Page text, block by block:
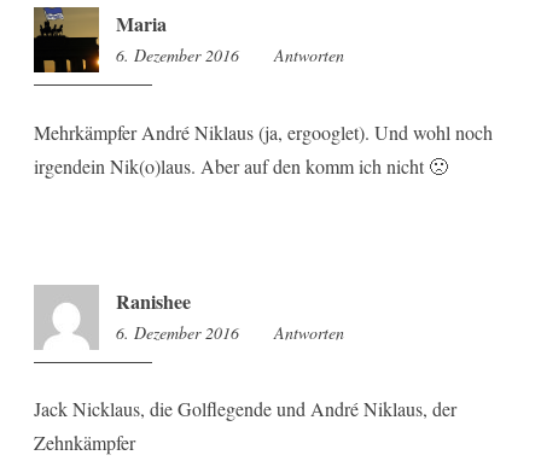
Maria
6. Dezember 2016 13:46
Antworten
Mehrkämpfer André Niklaus (ja, ergooglet). Und wohl noch
irgendein Nik(o)laus. Aber auf den komm ich nicht 🙁
Ranishee
6. Dezember 2016 14:09
Antworten
Jack Nicklaus, die Golflegende und André Niklaus, der
Zehnkämpfer